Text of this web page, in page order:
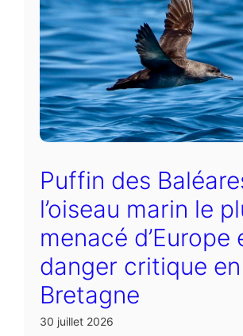
Puffin des
l’oiseau marin le
menacé d’Europe
danger critique en
Bretagne
30 juillet 2026